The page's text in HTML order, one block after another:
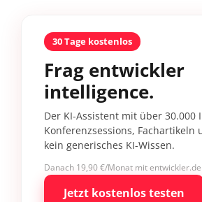
30 Tage kostenlos
Frag entwickler
intelligence.
Der KI-Assistent mit über 30.000
Konferenzsessions, Fachartikeln
kein generisches KI-Wissen.
Danach 19,90 €/Monat mit entwickler.de
Jetzt kostenlos testen